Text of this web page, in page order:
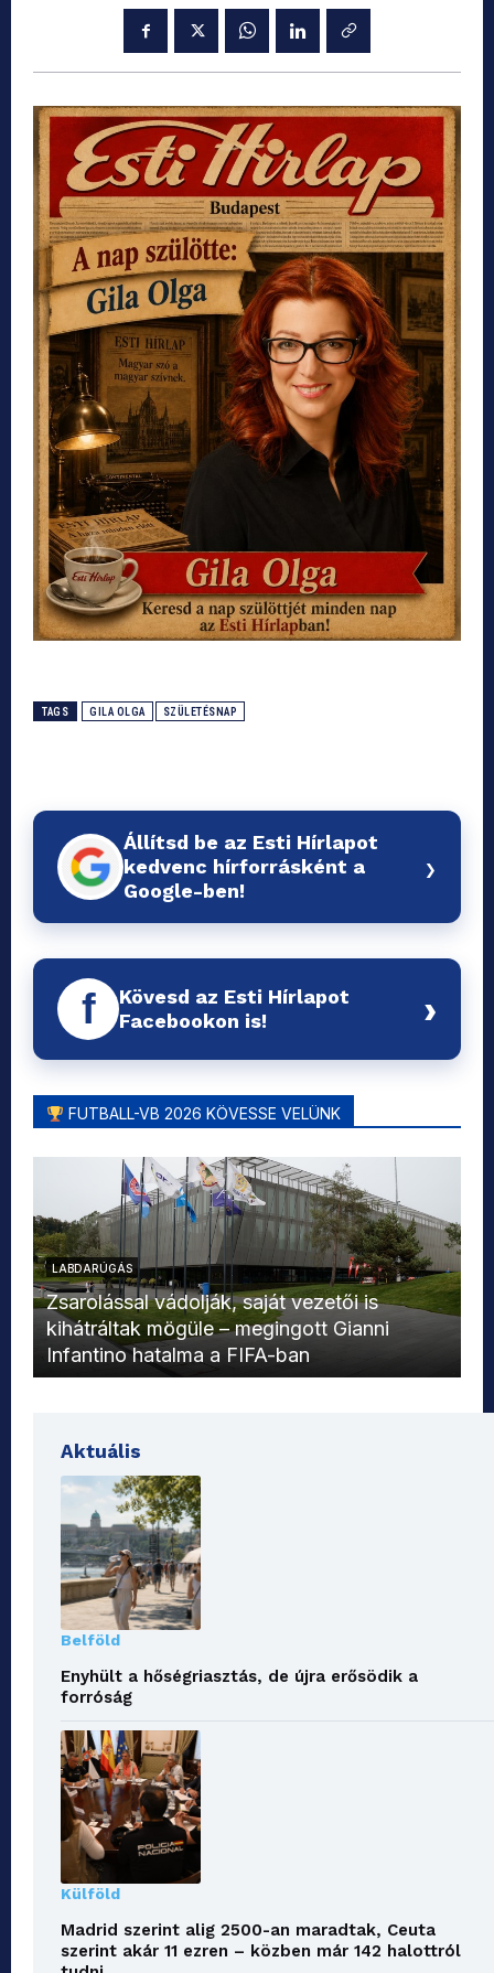
TAGS GILA OLGA SZÜLETÉSNAP
Állítsd be az Esti Hírlapot
kedvenc hírforrásként a
Google-ben!
›
f
Kövesd az Esti Hírlapot
Facebookon is!
›
FUTBALL-VB 2026 KÖVESSE VELÜNK
LABDARÚGÁS
Zsarolással vádolják, saját vezetői is
kihátráltak mögüle – megingott Gianni
Infantino hatalma a FIFA-ban
Aktuális
Belföld
Enyhült a hőségriasztás, de újra erősödik a
forróság
Külföld
Madrid szerint alig 2500-an maradtak, Ceuta
szerint akár 11 ezren – közben már 142 halottról